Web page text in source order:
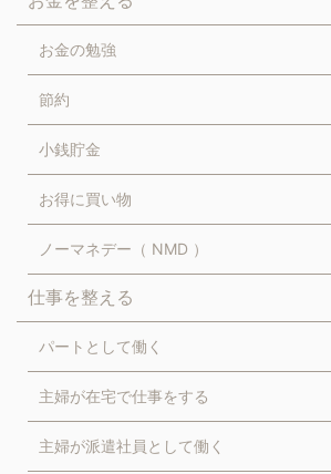
お金の勉強
節約
小銭貯金
お得に買い物
ノーマネデー（ NMD ）
仕事を整える
パートとして働く
主婦が在宅で仕事をする
主婦が派遣社員として働く